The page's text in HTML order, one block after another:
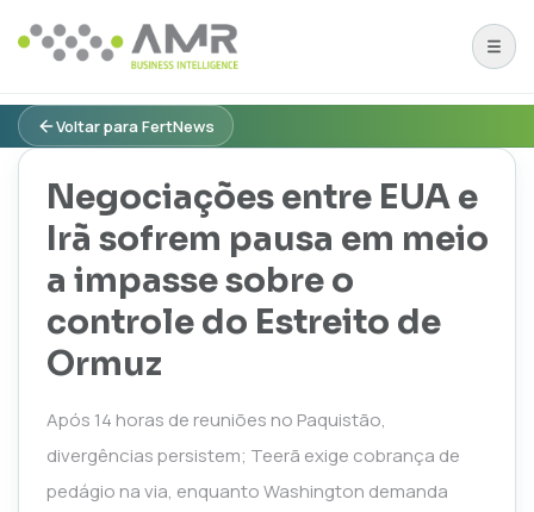
Voltar para FertNews
Negociações entre EUA e
Irã sofrem pausa em meio
a impasse sobre o
controle do Estreito de
Ormuz
Após 14 horas de reuniões no Paquistão,
divergências persistem; Teerã exige cobrança de
pedágio na via, enquanto Washington demanda